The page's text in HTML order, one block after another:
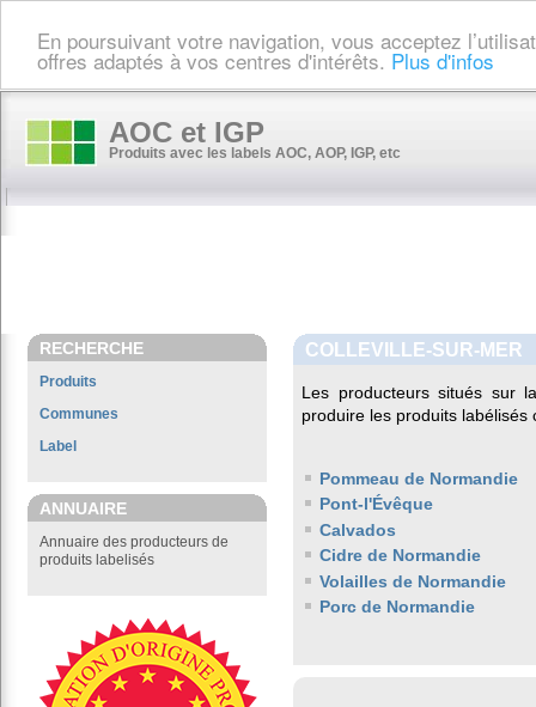
En poursuivant votre navigation, vous acceptez
offres adaptés à vos centres d'intérêts. Plus d'infos
AOC et IGP
Produits avec les labels AOC, AOP, IGP, etc
RECHERCHE
Produits
Communes
Label
ANNUAIRE
Annuaire des producteurs de
produits labelisés
COLLEVILLE-SUR-MER
Les producteurs situés sur
produire les produits labélisés
Pommeau de Normandie
Pont-l'Évêque
Calvados
Cidre de Normandie
Volailles de Normandie
Porc de Normandie